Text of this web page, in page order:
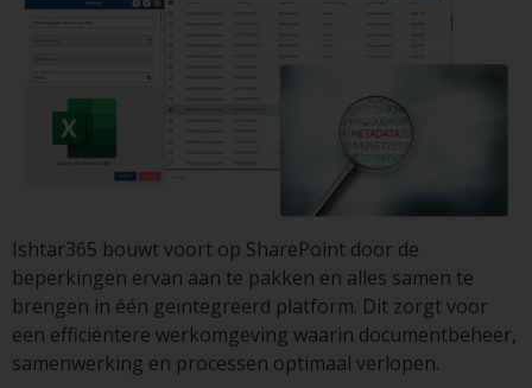
Ishtar365 bouwt voort op SharePoint door de
beperkingen ervan aan te pakken en alles samen te
brengen in één geïntegreerd platform. Dit zorgt voor
een efficiëntere werkomgeving waarin documentbeheer,
samenwerking en processen optimaal verlopen.